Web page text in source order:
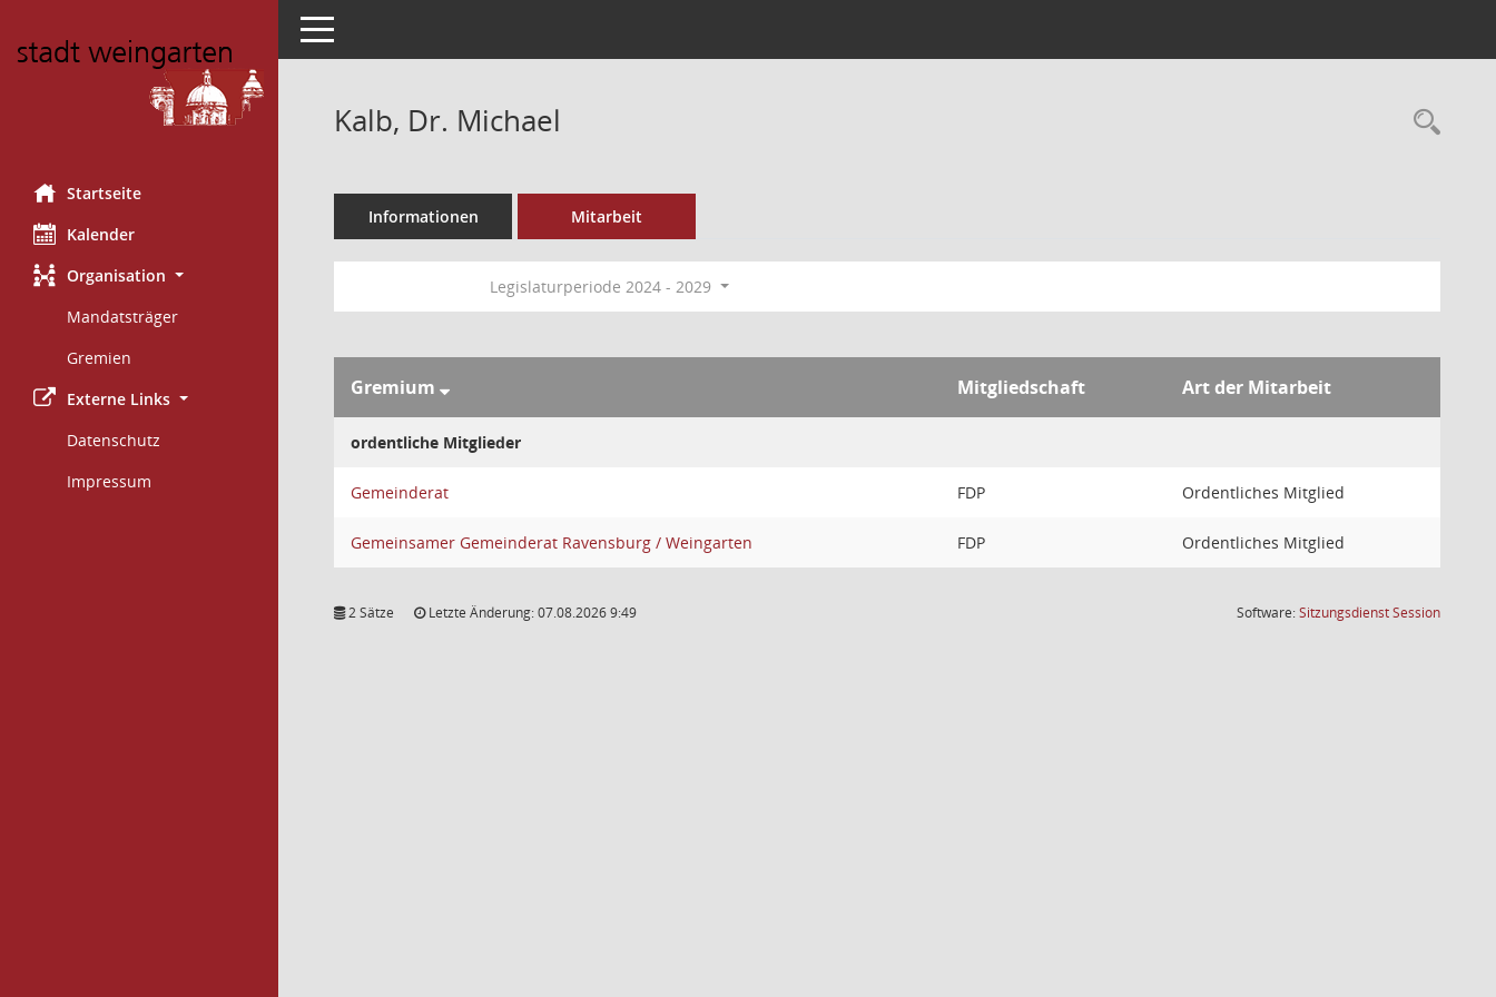
Startseite
Kalender
Organisation
Mandatsträger
Gremien
Externe Links
Datenschutz
Impressum
Toggle navigation
Kalb, Dr. Michael
Informationen Mitarbeit
Legislaturperiode 2024 - 2029
Gremium Mitgliedschaft Art der Mitarbeit
ordentliche Mitglieder
Gemeinderat FDP Ordentliches Mitglied
Gemeinsamer Gemeinderat Ravensburg / Weingarten FDP Ordentliches Mitglied
2 Sätze Letzte Änderung: 07.08.2026 9:49 Software:SitzungsdienstSession(Wird in